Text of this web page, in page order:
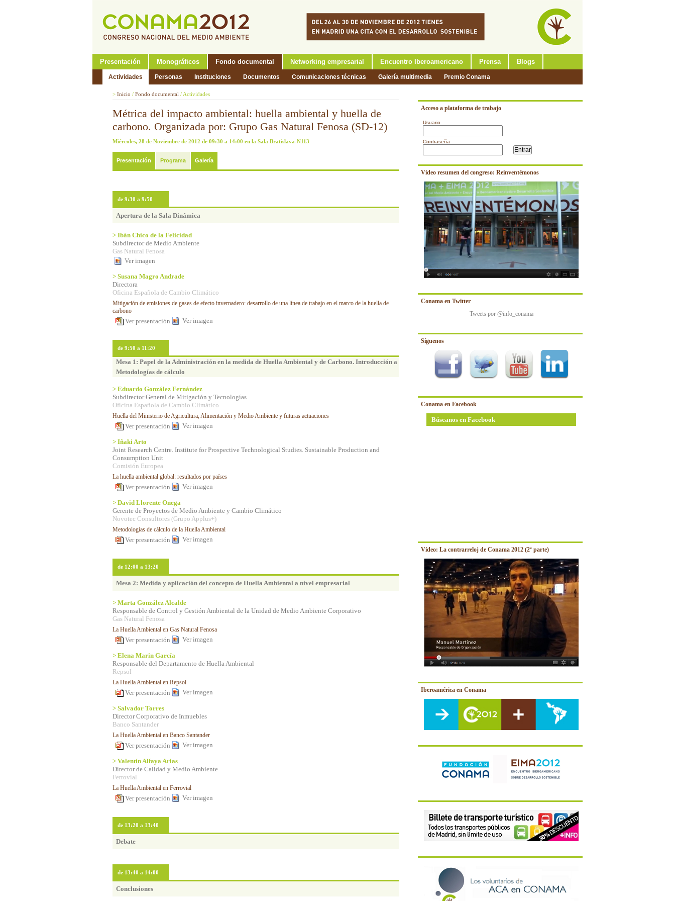
Presentación Monográficos Fondo documental Networking empresarial Encuentro Iberoamericano Prensa Blogs
Actividades Personas Instituciones Documentos Comunicaciones técnicas Galería multimedia Premio Conama
Acceso a plataforma de trabajo
Usuario
Contraseña
Vídeo resumen del congreso: Reinventémonos
Conama en Twitter
Tweets por @info_conama
Síguenos
Conama en Facebook
Búscanos en Facebook
Vídeo: La contrarreloj de Conama 2012 (2ª parte)
Iberoamérica en Conama
> Inicio / Fondo documental / Actividades
Métrica del impacto ambiental: huella ambiental y huella de
carbono. Organizada por: Grupo Gas Natural Fenosa (SD-12)
Miércoles, 28 de Noviembre de 2012 de 09:30 a 14:00 en la Sala Bratislava-N113
Presentación Programa Galería
de 9:30 a 9:50
Apertura de la Sala Dinámica
> Ibán Chico de la Felicidad
Subdirector de Medio Ambiente
Gas Natural Fenosa
Ver imagen
> Susana Magro Andrade
Directora
Oficina Española de Cambio Climático
Mitigación de emisiones de gases de efecto invernadero: desarrollo de una línea de trabajo en el marco de la huella de
carbono
Ver presentación Ver imagen
de 9:50 a 11:20
Mesa 1: Papel de la Administración en la medida de Huella Ambiental y de Carbono. Introducción a
Metodologías de cálculo
> Eduardo González Fernández
Subdirector General de Mitigación y Tecnologías
Oficina Española de Cambio Climático
Huella del Ministerio de Agricultura, Alimentación y Medio Ambiente y futuras actuaciones
Ver presentación Ver imagen
> Iñaki Arto
Joint Research Centre. Institute for Prospective Technological Studies. Sustainable Production and
Consumption Unit
Comisión Europea
La huella ambiental global: resultados por países
Ver presentación Ver imagen
> David Llorente Onega
Gerente de Proyectos de Medio Ambiente y Cambio Climático
Novotec Consultores (Grupo Applus+)
Metodologías de cálculo de la Huella Ambiental
Ver presentación Ver imagen
de 12:00 a 13:20
Mesa 2: Medida y aplicación del concepto de Huella Ambiental a nivel empresarial
> Marta González Alcalde
Responsable de Control y Gestión Ambiental de la Unidad de Medio Ambiente Corporativo
Gas Natural Fenosa
La Huella Ambiental en Gas Natural Fenosa
Ver presentación Ver imagen
> Elena Marin García
Responsable del Departamento de Huella Ambiental
Repsol
La Huella Ambiental en Repsol
Ver presentación Ver imagen
> Salvador Torres
Director Corporativo de Inmuebles
Banco Santander
La Huella Ambiental en Banco Santander
Ver presentación Ver imagen
> Valentín Alfaya Arias
Director de Calidad y Medio Ambiente
Ferrovial
La Huella Ambiental en Ferrovial
Ver presentación Ver imagen
de 13:20 a 13:40
Debate
de 13:40 a 14:00
Conclusiones